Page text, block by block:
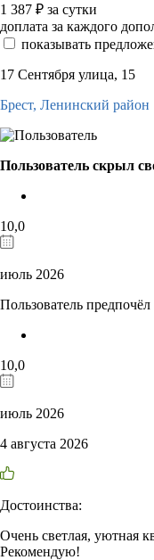
1 387 ₽ за сутки
доплата за каждого
показывать
17 Сентября улица, 15
Брест, Ленинский район
Пользователь скрыл
10,0
июль 2026
Пользователь
10,0
июль 2026
4 августа 2026
Достоинства:
Очень светлая, уютная
Рекомендую!